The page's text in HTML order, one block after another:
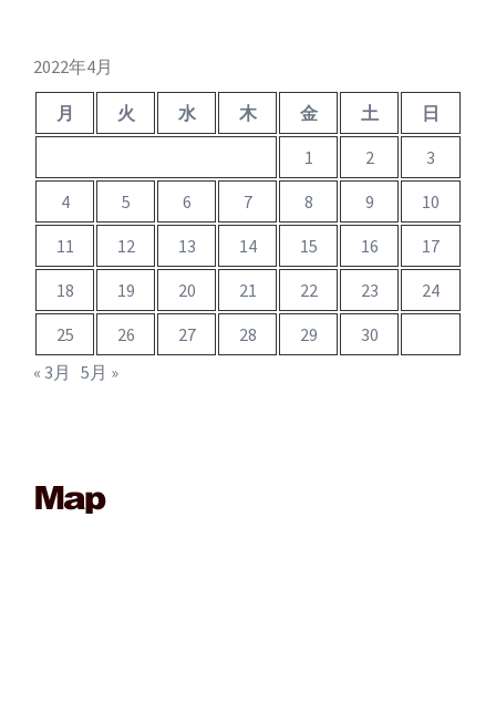
2022年4月
月 火 水 木 金 土
日
1
2
3
4
5 6 7 8 9
10
11
12 13 14 15 16
17
18
19 20 21 22 23
24
25
26 27 28 29
30
« 3月 5月 »